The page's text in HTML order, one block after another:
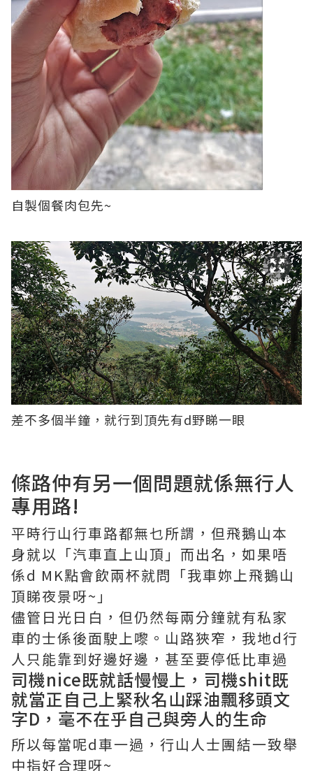
自製個餐肉包先~
差不多個半鐘，就行到頂先有d野睇一眼
條路仲有另一個問題就係無行人
專用路!
平時行山行車路都無乜所謂，但飛鵝山本
身就以「汽車直上山頂」而出名，如果唔
係d MK點會飲兩杯就問「我車妳上飛鵝山
頂睇夜景呀~」
儘管日光日白，但仍然每兩分鐘就有私家
車的士係後面駛上嚟。山路狹窄，我地d行
人只能靠到好邊好邊，甚至要停低比車過
司機nice既就話慢慢上，司機shit既
就當正自己上緊秋名山踩油飄移頭文
字D，毫不在乎自己與旁人的生命
所以每當呢d車一過，行山人士團結一致舉
中指好合理呀~